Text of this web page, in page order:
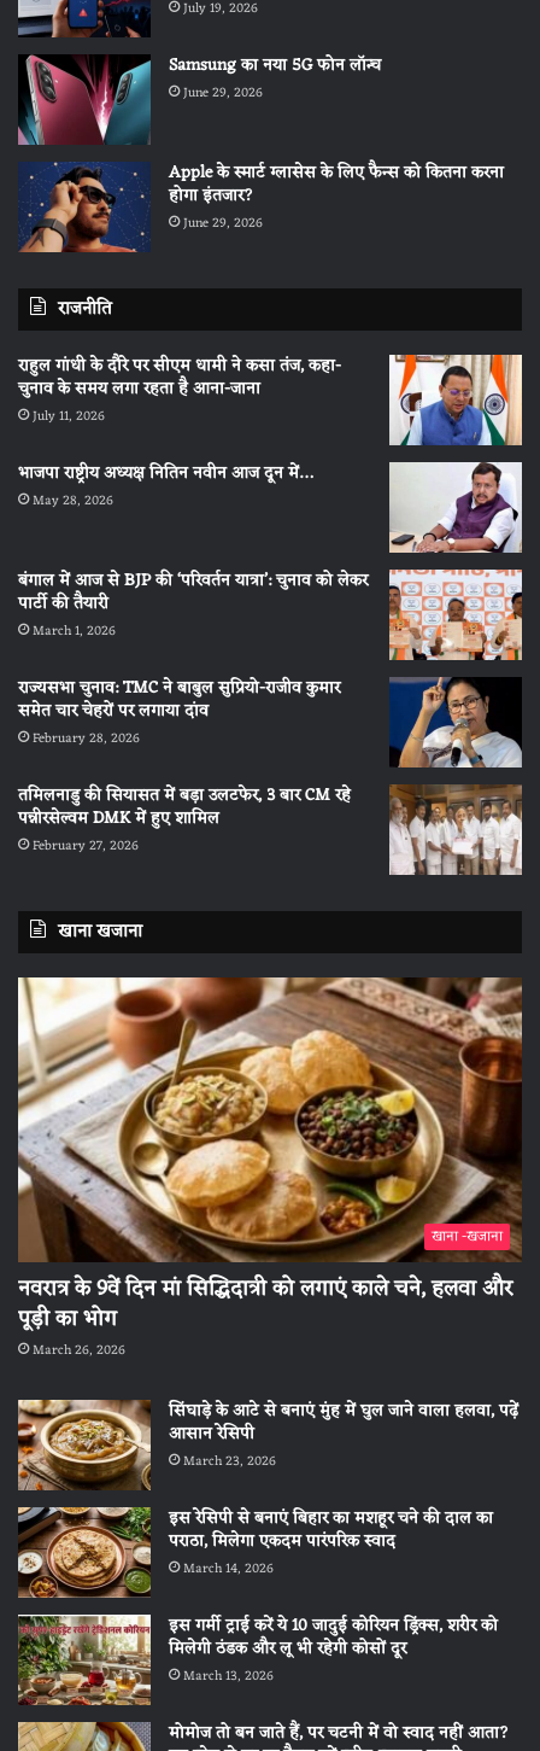
July 19, 2026
Samsung का नया 5G फोन लॉन्च
June 29, 2026
Apple के स्मार्ट ग्लासेस के लिए फैन्स को कितना करना
होगा इंतजार?
June 29, 2026
राजनीति
राहुल गांधी के दौरे पर सीएम धामी ने कसा तंज, कहा-
चुनाव के समय लगा रहता है आना-जाना
July 11, 2026
भाजपा राष्ट्रीय अध्यक्ष नितिन नवीन आज दून में…
May 28, 2026
बंगाल में आज से BJP की ‘परिवर्तन यात्रा’: चुनाव को लेकर
पार्टी की तैयारी
March 1, 2026
राज्यसभा चुनाव: TMC ने बाबुल सुप्रियो-राजीव कुमार
समेत चार चेहरों पर लगाया दांव
February 28, 2026
तमिलनाडु की सियासत में बड़ा उलटफेर, 3 बार CM रहे
पन्नीरसेल्वम DMK में हुए शामिल
February 27, 2026
खाना खजाना
खाना -खजाना
नवरात्र के 9वें दिन मां सिद्धिदात्री को लगाएं काले चने, हलवा और
पूड़ी का भोग
March 26, 2026
सिंघाड़े के आटे से बनाएं मुंह में घुल जाने वाला हलवा, पढ़ें
आसान रेसिपी
March 23, 2026
इस रेसिपी से बनाएं बिहार का मशहूर चने की दाल का
पराठा, मिलेगा एकदम पारंपरिक स्वाद
March 14, 2026
इस गर्मी ट्राई करें ये 10 जादुई कोरियन ड्रिंक्स, शरीर को
मिलेगी ठंडक और लू भी रहेगी कोसों दूर
March 13, 2026
मोमोज तो बन जाते हैं, पर चटनी में वो स्वाद नहीं आता?